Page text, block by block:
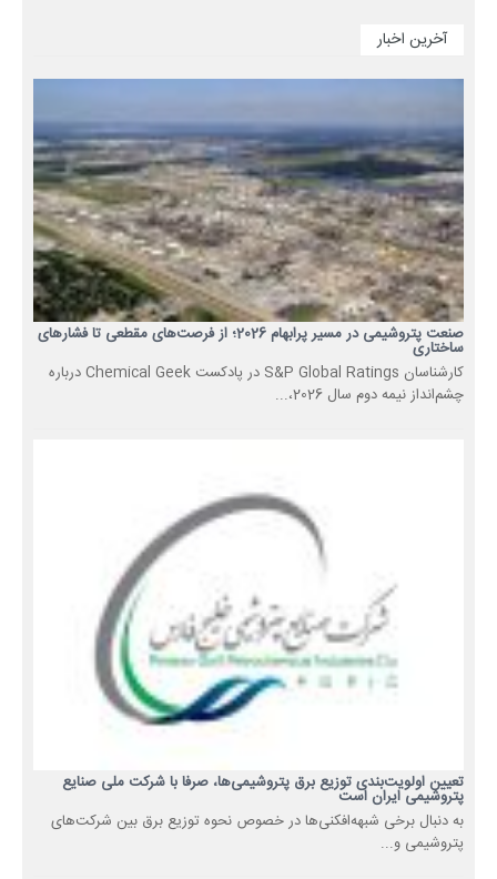
آخرین اخبار
صنعت پتروشیمی در مسیر پرابهام 2026؛ از فرصت‌های مقطعی تا فشارهای
ساختاری
کارشناسان S&P Global Ratings در پادکست Chemical Geek درباره
چشم‌انداز نیمه دوم سال 2026،...
تعیین اولویت‌بندی توزیع برق پتروشیمی‌ها، صرفا با شرکت ملی صنایع
پتروشیمی ایران است
به دنبال برخی شبهه‌افکنی‌ها در خصوص نحوه توزیع برق بین شرکت‌های
پتروشیمی و...